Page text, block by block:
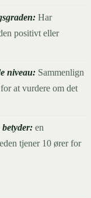
Har
positivt eller
niveau: Sammenlign
at vurdere om det
en
tjener 10 ører for